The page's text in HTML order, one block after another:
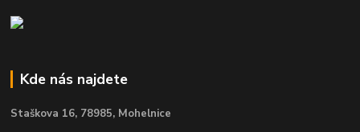
Kde nás najdete
Staškova 16, 78985, Mohelnice